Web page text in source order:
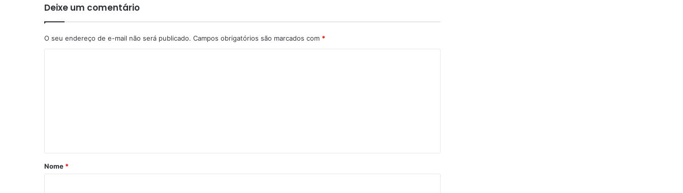
Deixe um comentário
O seu endereço de e-mail não será publicado. Campos obrigatórios são marcados com *
rNome *